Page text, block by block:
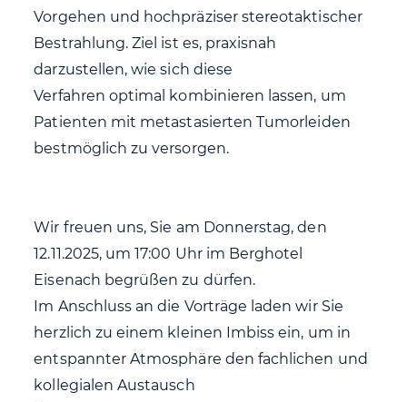
Vorgehen und hochpräziser stereotaktischer
Bestrahlung. Ziel ist es, praxisnah
darzustellen, wie sich diese
Verfahren optimal kombinieren lassen, um
Patienten mit metastasierten Tumorleiden
bestmöglich zu versorgen.
Wir freuen uns, Sie am Donnerstag, den
12.11.2025, um 17:00 Uhr im Berghotel
Eisenach begrüßen zu dürfen.
Im Anschluss an die Vorträge laden wir Sie
herzlich zu einem kleinen Imbiss ein, um in
entspannter Atmosphäre den fachlichen und
kollegialen Austausch